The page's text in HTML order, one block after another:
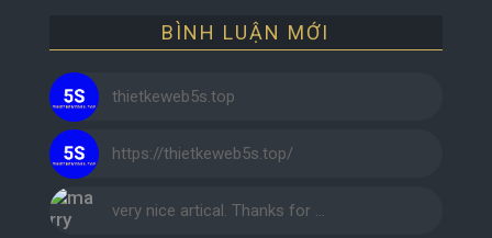
BÌNH LUẬN MỚI
thietkeweb5s.top
https://thietkeweb5s.top/
very nice artical. Thanks for …